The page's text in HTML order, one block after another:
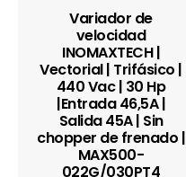
Variador de
velocidad
INOMAXTECH |
Vectorial | Trifásico |
440 Vac | 30 Hp
|Entrada 46,5A |
Salida 45A | Sin
chopper de frenado |
MAX500-
022G/030PT4